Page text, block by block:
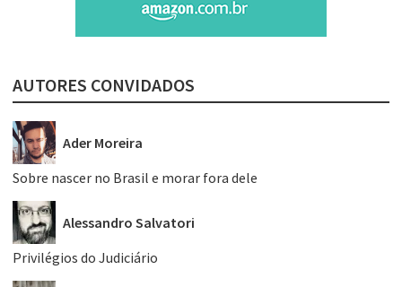
AUTORES CONVIDADOS
Ader Moreira
Sobre nascer no Brasil e morar fora dele
Alessandro Salvatori
Privilégios do Judiciário